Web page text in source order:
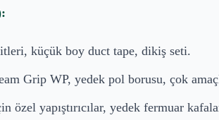
küçük boy duct tape, dikiş seti.
Grip WP, yedek pol borusu, çok
özel yapıştırıcılar, yedek fermuar